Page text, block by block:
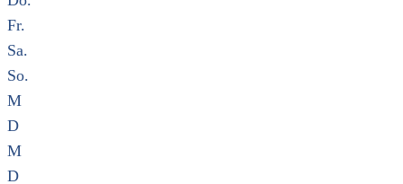
Fr.
Sa.
So.
M
D
M
D